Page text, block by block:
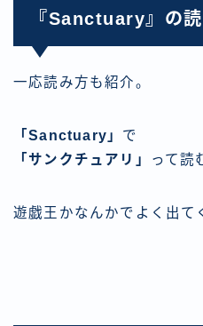
『Sanctuary』の
一応読み方も紹介。
「Sanctuary」 で
「サンクチュアリ」
って読
遊戯王かなんかでよく出て